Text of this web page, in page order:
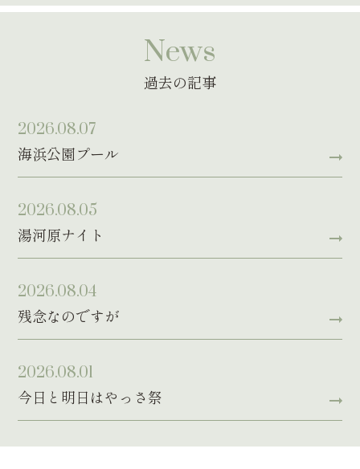
News
過去の記事
2026.08.07
海浜公園プール
2026.08.05
湯河原ナイト
2026.08.04
残念なのですが
2026.08.01
今日と明日はやっさ祭